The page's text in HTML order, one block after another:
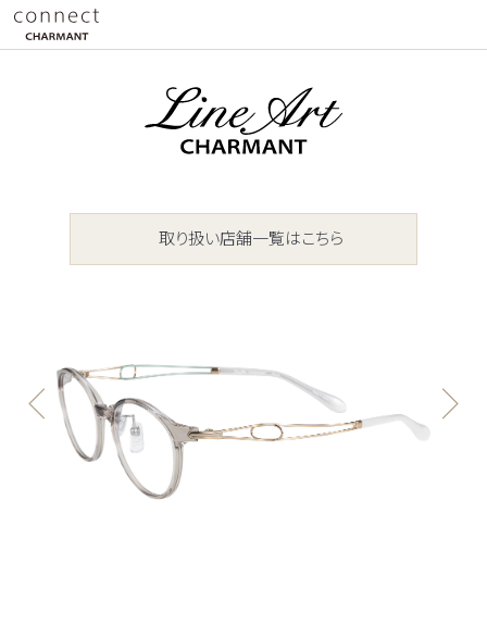
取り扱い店舗一覧はこちら